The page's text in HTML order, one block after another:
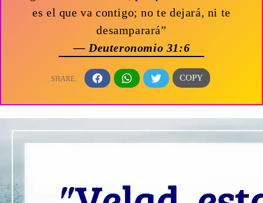
es el que va contigo; no te dejará, ni te
desamparará”
— Deuteronomio 31:6